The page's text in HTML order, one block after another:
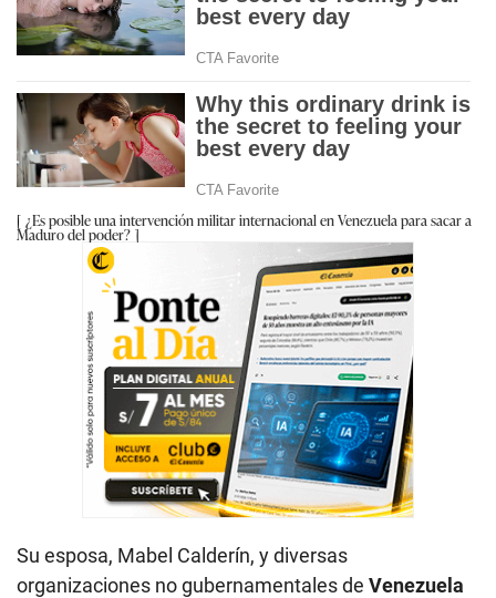
¿Es posible una intervención militar internacional en Venezuela para sacar a
Maduro del poder?
Su esposa, Mabel Calderín, y diversas
organizaciones no gubernamentales de Venezuela